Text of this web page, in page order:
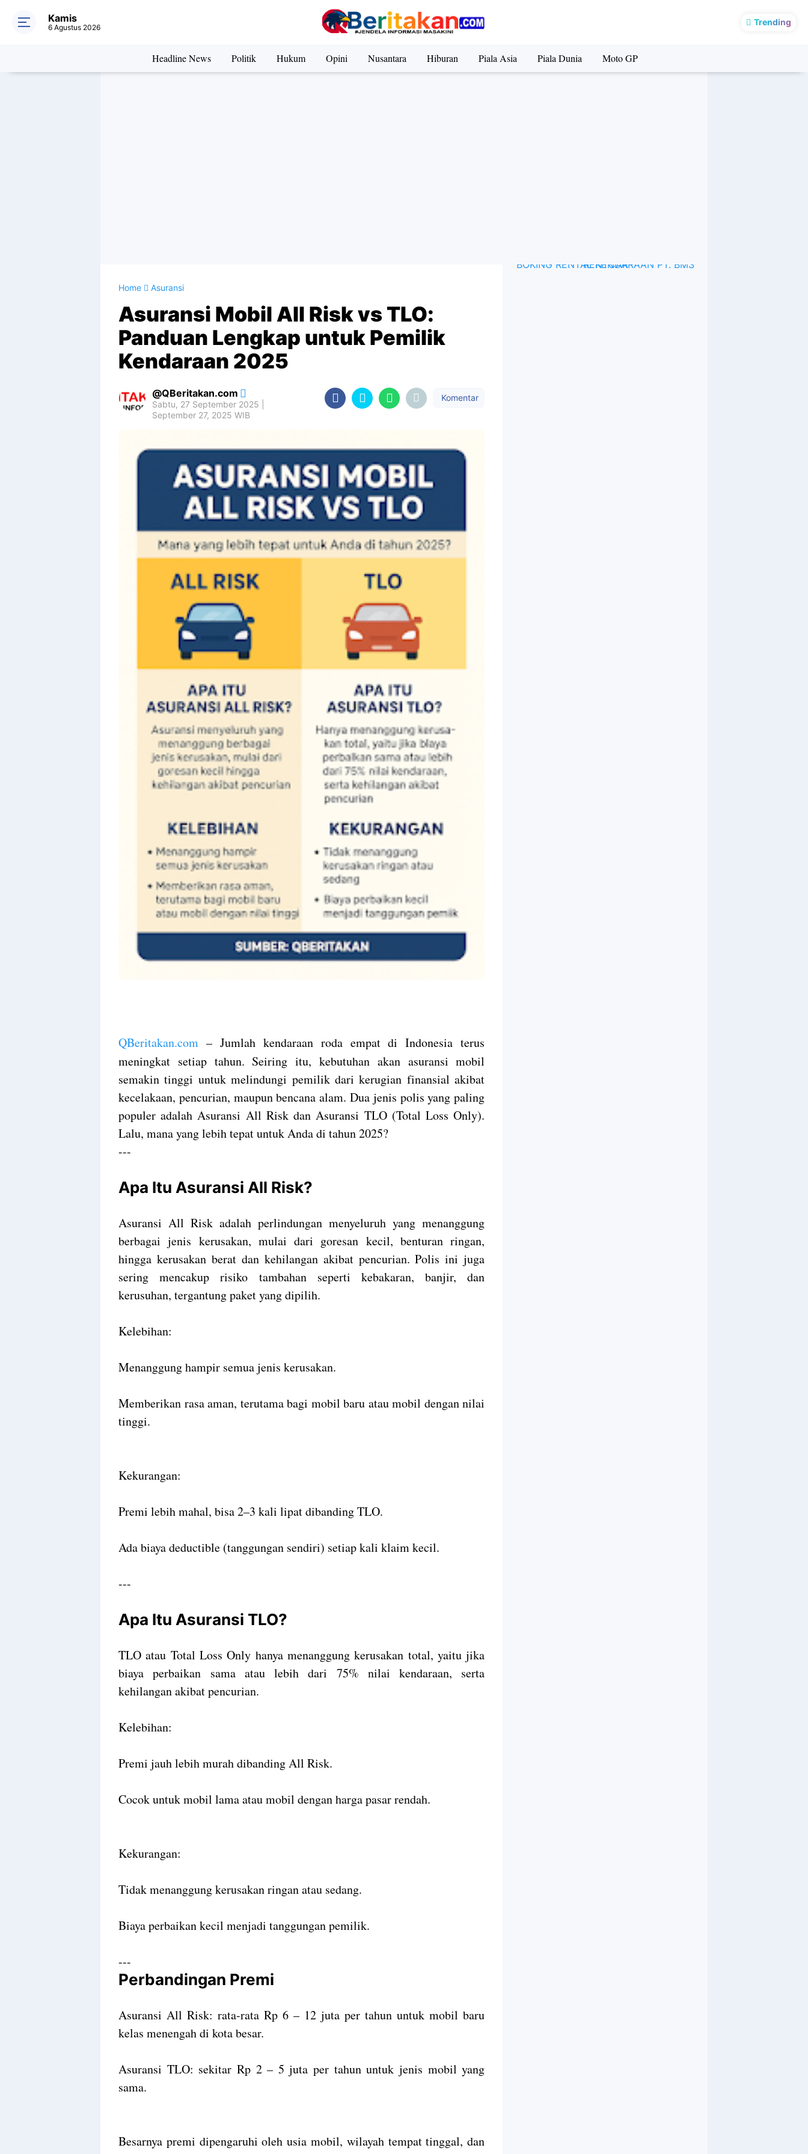
Trending
Kamis
6 Agustus 2026
Headline News Politik Hukum Opini Nusantara Hiburan Piala Asia Piala Dunia Moto GP
Home Asuransi
Asuransi Mobil All Risk vs TLO:
Panduan Lengkap untuk Pemilik
Kendaraan 2025
QBeritakan.com
Sabtu, 27 September 2025 |
September 27, 2025 WIB
Komentar
QBeritakan.com – Jumlah kendaraan roda empat di Indonesia terus
meningkat setiap tahun. Seiring itu, kebutuhan akan asuransi mobil
semakin tinggi untuk melindungi pemilik dari kerugian finansial akibat
kecelakaan, pencurian, maupun bencana alam. Dua jenis polis yang paling
populer adalah Asuransi All Risk dan Asuransi TLO (Total Loss Only).
Lalu, mana yang lebih tepat untuk Anda di tahun 2025?
---
Apa Itu Asuransi All Risk?
Asuransi All Risk adalah perlindungan menyeluruh yang menanggung
berbagai jenis kerusakan, mulai dari goresan kecil, benturan ringan,
hingga kerusakan berat dan kehilangan akibat pencurian. Polis ini juga
sering mencakup risiko tambahan seperti kebakaran, banjir, dan
kerusuhan, tergantung paket yang dipilih.
Kelebihan:
Menanggung hampir semua jenis kerusakan.
Memberikan rasa aman, terutama bagi mobil baru atau mobil dengan nilai
tinggi.
Kekurangan:
Premi lebih mahal, bisa 2–3 kali lipat dibanding TLO.
Ada biaya deductible (tanggungan sendiri) setiap kali klaim kecil.
---
Apa Itu Asuransi TLO?
TLO atau Total Loss Only hanya menanggung kerusakan total, yaitu jika
biaya perbaikan sama atau lebih dari 75% nilai kendaraan, serta
kehilangan akibat pencurian.
Kelebihan:
Premi jauh lebih murah dibanding All Risk.
Cocok untuk mobil lama atau mobil dengan harga pasar rendah.
Kekurangan:
Tidak menanggung kerusakan ringan atau sedang.
Biaya perbaikan kecil menjadi tanggungan pemilik.
---
Perbandingan Premi
Asuransi All Risk: rata-rata Rp 6 – 12 juta per tahun untuk mobil baru
kelas menengah di kota besar.
Asuransi TLO: sekitar Rp 2 – 5 juta per tahun untuk jenis mobil yang
sama.
Besarnya premi dipengaruhi oleh usia mobil, wilayah tempat tinggal, dan
Asuransi Mobil All Risk vs TLO: Panduan Lengkap untuk Pemilik Kendaraan 2025
BOKING RENTAL KENDARAAN PT. BMS RENTCAR